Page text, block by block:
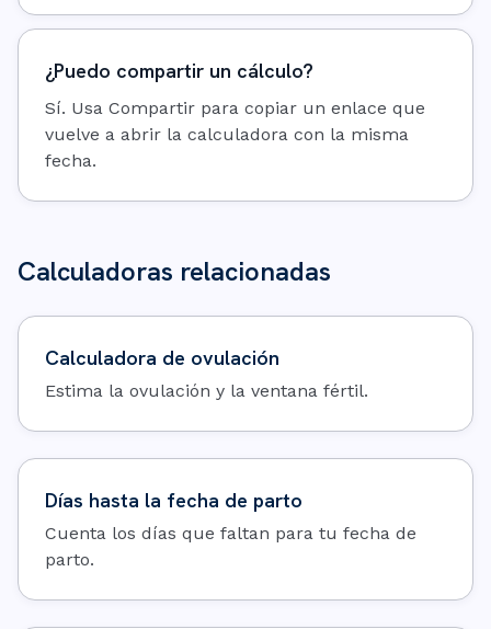
¿Puedo compartir un cálculo?
Sí. Usa Compartir para copiar un enlace que
vuelve a abrir la calculadora con la misma
fecha.
Calculadoras relacionadas
Calculadora de ovulación
Estima la ovulación y la ventana fértil.
Días hasta la fecha de parto
Cuenta los días que faltan para tu fecha de
parto.